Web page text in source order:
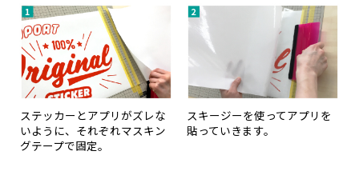
ステッカーとアプリがズレな
いように、それぞれマスキン
グテープで固定。
スキージーを使ってアプリを
貼っていきます。